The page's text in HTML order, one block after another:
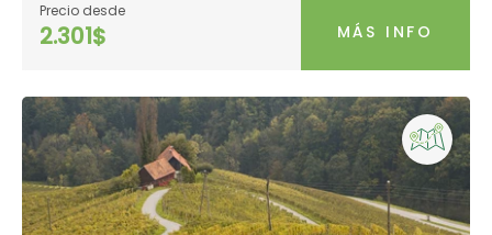
Precio desde
2.301$ MÁS INFO